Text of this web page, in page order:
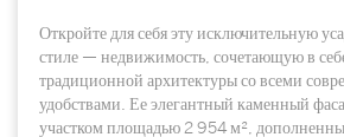
Откройте для себя эту исключительную
стиле — недвижимость, сочетающую в
традиционной архитектуры со всеми
удобствами. Ее элегантный каменный
участком площадью 2 954 м²,